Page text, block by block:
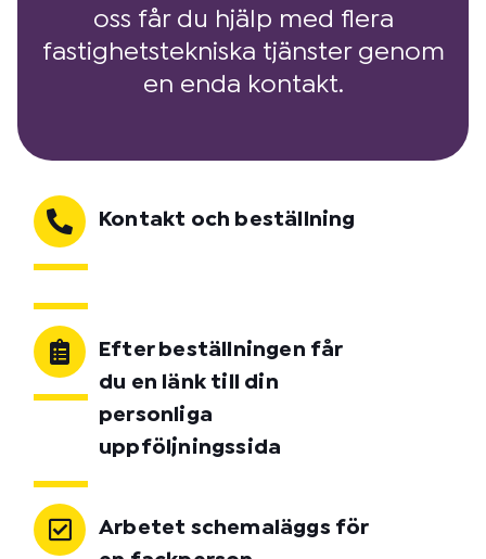
oss får du hjälp med flera
fastighetstekniska tjänster genom
en enda kontakt.
Kontakt och beställning
Efter beställningen får
du en länk till din
personliga
uppföljningssida
Arbetet schemaläggs för